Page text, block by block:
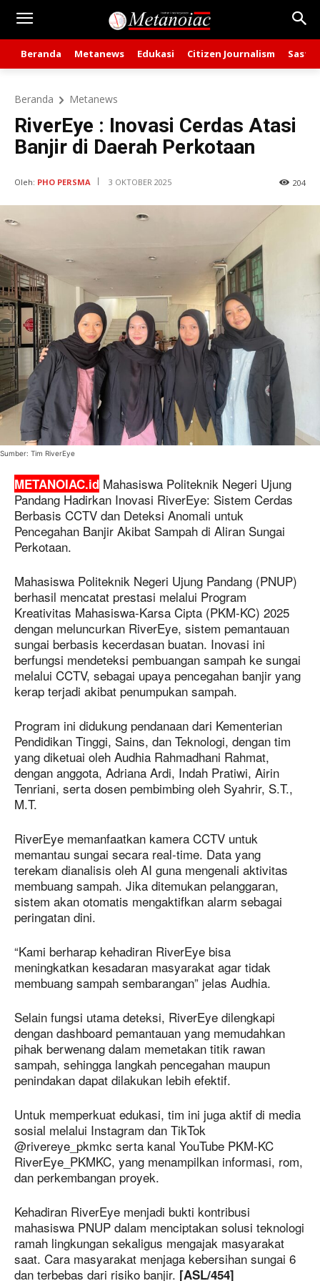
Beranda Metanews Edukasi Citizen Journalism Sastra
Beranda Metanews
RiverEye : Inovasi Cerdas Atasi
Banjir di Daerah Perkotaan
204
Oleh: PHO PERSMA 3 OKTOBER 2025
Sumber: Tim RiverEye
METANOIAC.id Mahasiswa Politeknik Negeri Ujung
Pandang Hadirkan Inovasi RiverEye: Sistem Cerdas
Berbasis CCTV dan Deteksi Anomali untuk
Pencegahan Banjir Akibat Sampah di Aliran Sungai
Perkotaan.
Mahasiswa Politeknik Negeri Ujung Pandang (PNUP)
berhasil mencatat prestasi melalui Program
Kreativitas Mahasiswa-Karsa Cipta (PKM-KC) 2025
dengan meluncurkan RiverEye, sistem pemantauan
sungai berbasis kecerdasan buatan. Inovasi ini
berfungsi mendeteksi pembuangan sampah ke sungai
melalui CCTV, sebagai upaya pencegahan banjir yang
kerap terjadi akibat penumpukan sampah.
Program ini didukung pendanaan dari Kementerian
Pendidikan Tinggi, Sains, dan Teknologi, dengan tim
yang diketuai oleh Audhia Rahmadhani Rahmat,
dengan anggota, Adriana Ardi, Indah Pratiwi, Airin
Tenriani, serta dosen pembimbing oleh Syahrir, S.T.,
M.T.
RiverEye memanfaatkan kamera CCTV untuk
memantau sungai secara real-time. Data yang
terekam dianalisis oleh AI guna mengenali aktivitas
membuang sampah. Jika ditemukan pelanggaran,
sistem akan otomatis mengaktifkan alarm sebagai
peringatan dini.
“Kami berharap kehadiran RiverEye bisa
meningkatkan kesadaran masyarakat agar tidak
membuang sampah sembarangan” jelas Audhia.
Selain fungsi utama deteksi, RiverEye dilengkapi
dengan dashboard pemantauan yang memudahkan
pihak berwenang dalam memetakan titik rawan
sampah, sehingga langkah pencegahan maupun
penindakan dapat dilakukan lebih efektif.
Untuk memperkuat edukasi, tim ini juga aktif di media
sosial melalui Instagram dan TikTok
@rivereye_pkmkc serta kanal YouTube PKM-KC
RiverEye_PKMKC, yang menampilkan informasi, rom,
dan perkembangan proyek.
Kehadiran RiverEye menjadi bukti kontribusi
mahasiswa PNUP dalam menciptakan solusi teknologi
ramah lingkungan sekaligus mengajak masyarakat
saat. Cara masyarakat menjaga kebersihan sungai 6
dan terbebas dari risiko banjir. [ASL/454]